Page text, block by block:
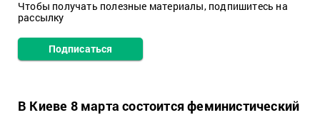
Чтобы получать полезные материалы, подпишитесь на
рассылку
Подписаться
В Киеве 8 марта состоится феминистический